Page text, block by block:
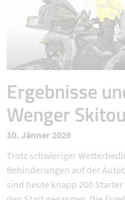
Ergebnisse
Wenger
10. Jänner 2026
Trotz schwieriger
Behinderungen auf der
sind heute knapp 200